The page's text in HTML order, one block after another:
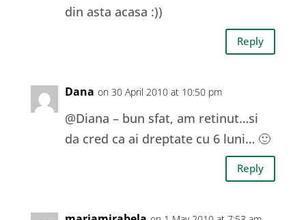
din asta acasa :))
Reply
Dana on 30 April 2010 at 10:50 pm
@Diana – bun sfat, am retinut…si
da cred ca ai dreptate cu 6 luni… 🙂
Reply